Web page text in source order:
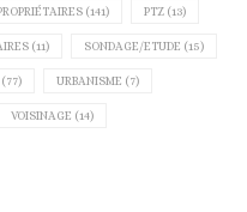
(141) PTZ (13)
(11) SONDAGE/ETUDE (15)
(77) URBANISME (7)
VOISINAGE (14)